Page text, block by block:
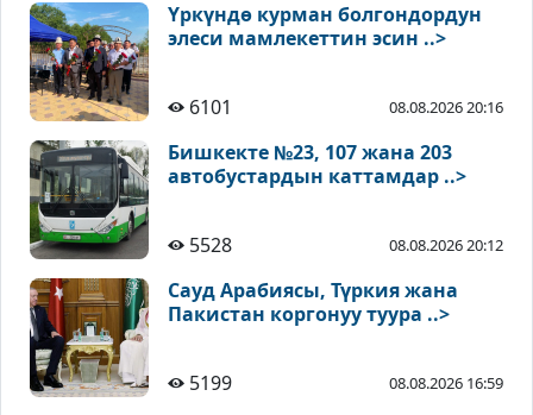
Үркүндө курман болгондордун
элеси мамлекеттин эсин ..>
6101 08.08.2026 20:16
Бишкекте №23, 107 жана 203
автобустардын каттамдар ..>
5528 08.08.2026 20:12
Сауд Арабиясы, Түркия жана
Пакистан коргонуу туура ..>
5199 08.08.2026 16:59